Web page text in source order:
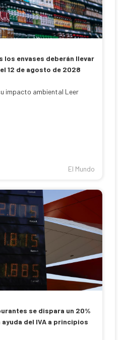
los envases deberán llevar
12 de agosto de 2028
impacto ambiental Leer
El Mundo
se dispara un 20%
del IVA a principios